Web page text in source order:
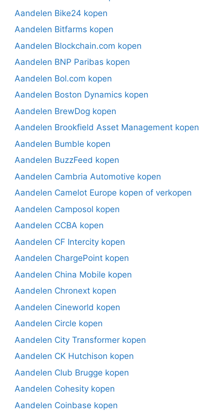
Aandelen Bike24 kopen
Aandelen Bitfarms kopen
Aandelen Blockchain.com kopen
Aandelen BNP Paribas kopen
Aandelen Bol.com kopen
Aandelen Boston Dynamics kopen
Aandelen BrewDog kopen
Aandelen Brookfield Asset Management kopen
Aandelen Bumble kopen
Aandelen BuzzFeed kopen
Aandelen Cambria Automotive kopen
Aandelen Camelot Europe kopen of verkopen
Aandelen Camposol kopen
Aandelen CCBA kopen
Aandelen CF Intercity kopen
Aandelen ChargePoint kopen
Aandelen China Mobile kopen
Aandelen Chronext kopen
Aandelen Cineworld kopen
Aandelen Circle kopen
Aandelen City Transformer kopen
Aandelen CK Hutchison kopen
Aandelen Club Brugge kopen
Aandelen Cohesity kopen
Aandelen Coinbase kopen